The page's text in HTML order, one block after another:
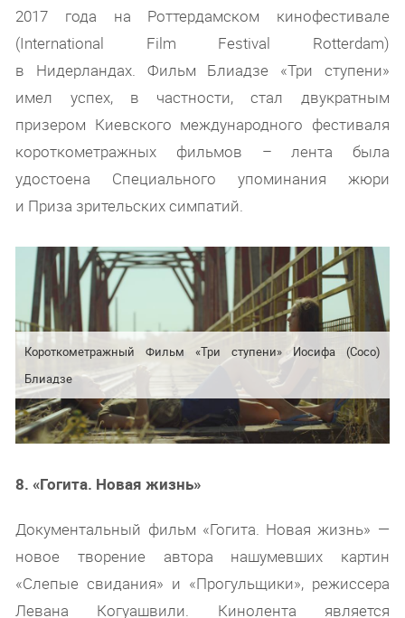
2017 года на Роттердамском кинофестивале
(International Film Festival Rotterdam)
в Нидерландах. Фильм Блиадзе «Три ступени»
имел успех, в частности, стал двукратным
призером Киевского международного фестиваля
короткометражных фильмов – лента была
удостоена Специального упоминания жюри
и Приза зрительских симпатий.
Короткометражный Фильм «Три ступени» Иосифа (Сосо)
Блиадзе
8. «Гогита. Новая жизнь»
Документальный фильм «Гогита. Новая жизнь» —
новое творение автора нашумевших картин
«Слепые свидания» и «Прогульщики», режиссера
Левана Когуашвили. Кинолента является